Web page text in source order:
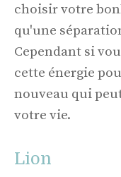
choisir votre
qu'une
Cependant si
cette énergie
nouveau qui
votre vie.
Lion